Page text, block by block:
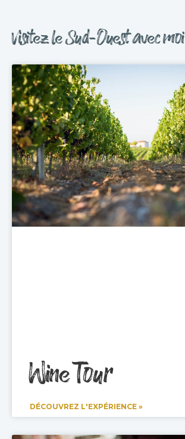
Visitez le Sud-Ouest avec moi
Wine Tour
DÉCOUVREZ L'EXPÉRIENCE »